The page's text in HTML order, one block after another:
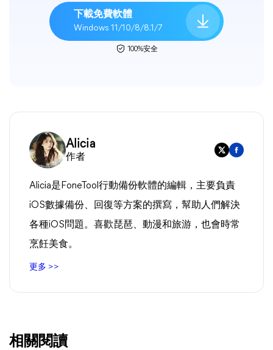
下載免費軟體
Windows 11/10/8/8.1/7
100%安全
Alicia
作者
Alicia是FoneTool行動備份軟體的編輯，主要負責
iOS數據備份、回復等方案的撰寫，幫助人們解決
各種iOS問題。喜歡琵琶、動漫和旅游，也會時常
烹飪美食。
更多 >>
相關閱讀